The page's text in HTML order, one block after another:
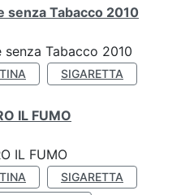
senza Tabacco 2010
Tabacco 2010
SIGARETTA
IL FUMO
IL FUMO
SIGARETTA